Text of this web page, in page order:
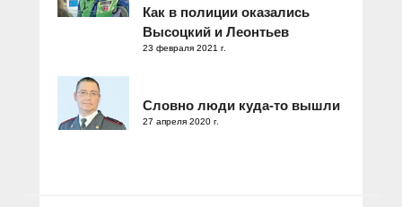
Как в полиции оказались
Высоцкий и Леонтьев
23 февраля 2021 г.
Словно люди куда-то вышли
27 апреля 2020 г.